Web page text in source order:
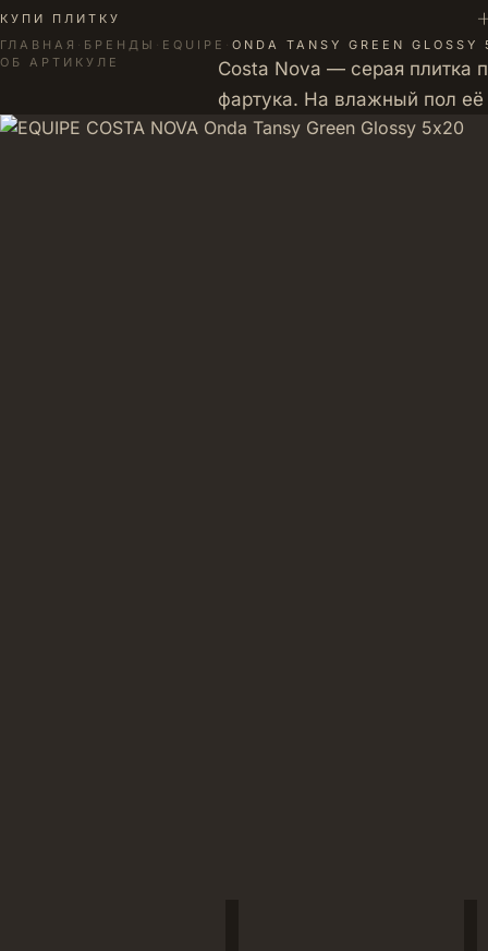
КУПИ ПЛИТКУ
ГЛАВНАЯ · БРЕНДЫ · EQUIPE · ONDA TANSY GREEN GLOSSY
ОБ АРТИКУЛЕ
Costa Nova — серая плитка
фартука. На влажный пол